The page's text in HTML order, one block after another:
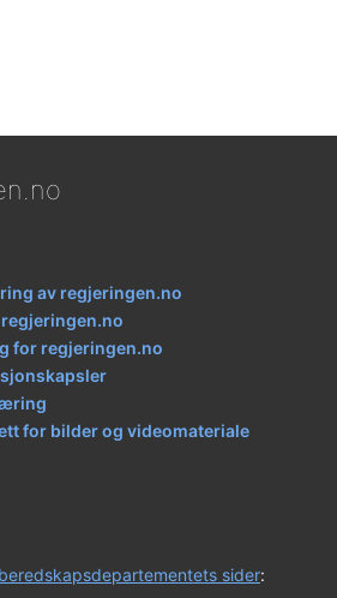
av regjeringen.no
for regjeringen.no
for bilder og videomateriale
sider: